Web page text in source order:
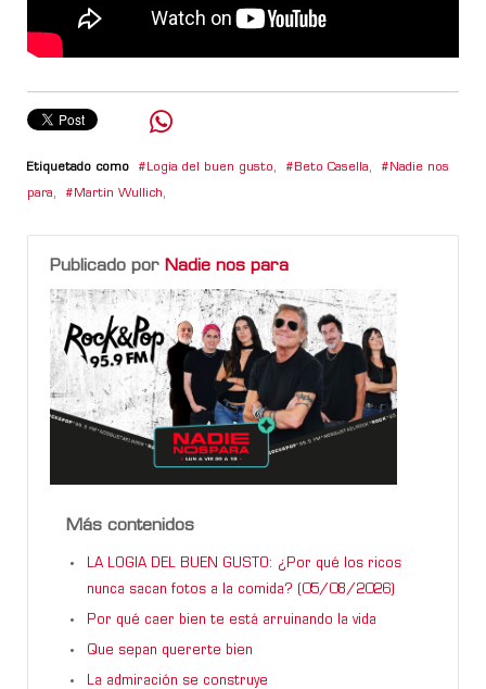
Etiquetado como Logia del buen gusto, Beto Casella, Nadie nos
para, Martin Wullich,
Publicado por Nadie nos para
Más contenidos
LA LOGIA DEL BUEN GUSTO: ¿Por qué los ricos
nunca sacan fotos a la comida? (05/08/2026)
Por qué caer bien te está arruinando la vida
Que sepan quererte bien
La admiración se construye